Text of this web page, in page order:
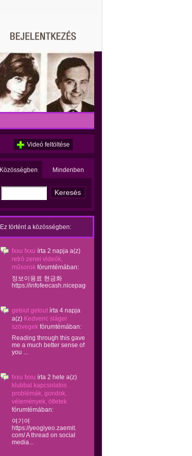
Videó feltöltése
Közösségben Mindenben
Ez történt a közösségben:
fxxu fxxu írta 2 napja a(z)
retró zenei videók,
műsorok fórumtémában:
정보이용료 현금화
https://infofeecash.nicepage...
getout getout írta 4 napja
a(z) Kedvenc sláger
szövegek fórumtémában:
Reading through this gave
me a much better sense of
you ...
fxxu fxxu írta 2 hete a(z)
klubbal kapcsolatos
problémák, gondok,
vélemények, ötletek
fórumtémában:
여기여
https://yeogiyeo.zaemit.
com/ A thread on social
media...